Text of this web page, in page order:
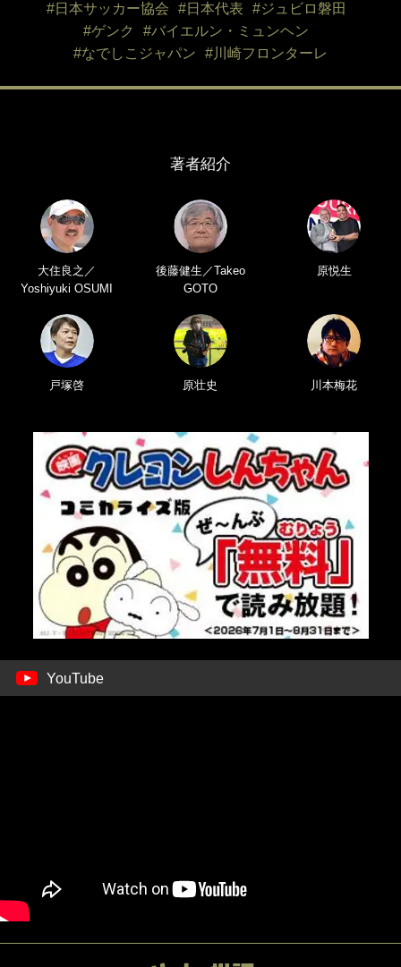
#日本サッカー協会
#日本代表
#ジュビロ磐田
#ゲンク
#バイエルン・ミュンヘン
#なでしこジャパン
#川崎フロンターレ
著者紹介
大住良之／
Yoshiyuki OSUMI
後藤健生／Takeo
GOTO
原悦生
戸塚啓 原壮史 川本梅花
YouTube